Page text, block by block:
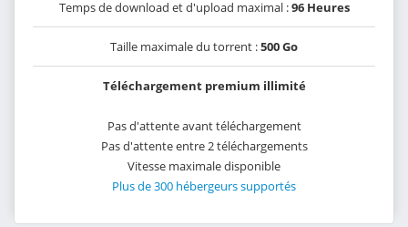
Temps de download et d'upload maximal :96 Heures
Taille maximale du torrent :500 Go
Téléchargement premium illimité
Pas d'attente avant téléchargement
Pas d'attente entre 2 téléchargements
Vitesse maximale disponible
Plus de 300 hébergeurs supportés